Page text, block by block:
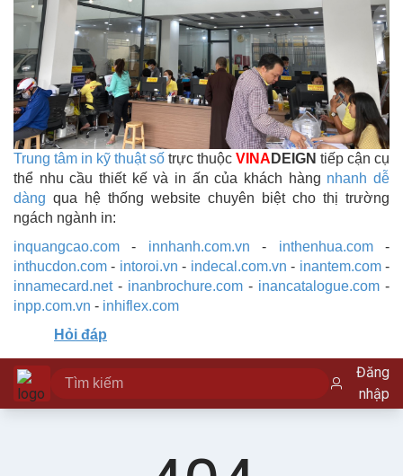
Trung tâm in kỹ thuật số trực thuộc VINA DEIGN tiếp cận cụ
thể nhu cầu thiết kế và in ấn của khách hàng nhanh dễ
dàng qua hệ thống website chuyên biệt cho thị trường
ngách ngành in:
inquangcao.com - innhanh.com.vn - inthenhua.com-
inthucdon.com - intoroi.vn - indecal.com.vn - inantem.com-
innamecard.net- inanbrochure.com - inancatalogue.com -
inpp.com.vn - inhiflex.com
Hỏi đáp